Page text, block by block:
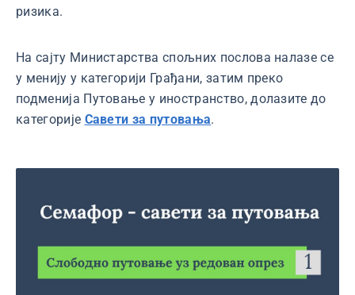
ризика.
На сајту Министарства спољних послова налазе се
у менију у категорији Грађани, затим преко
подменија Путовање у иностранство, долазите до
категорије Савети за путовања.